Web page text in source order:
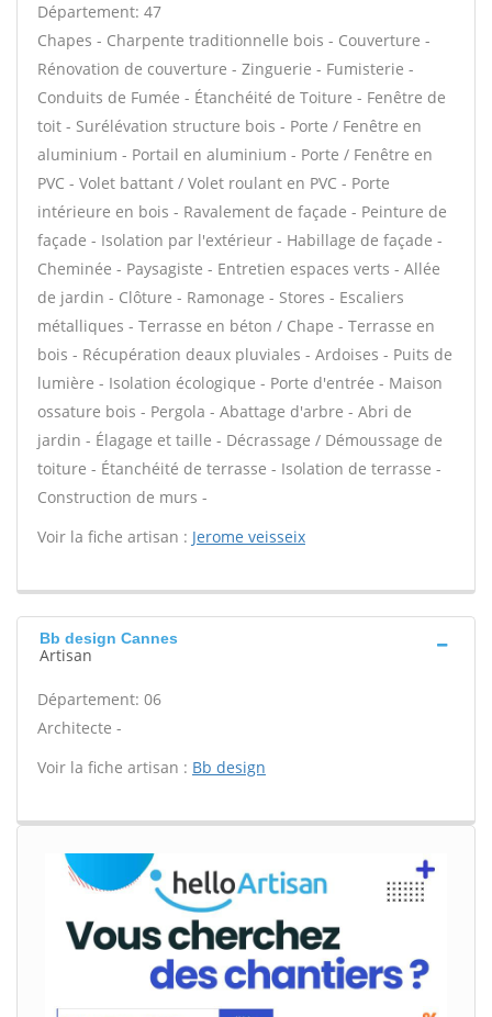
Département: 47
Chapes - Charpente traditionnelle bois - Couverture -
Rénovation de couverture - Zinguerie - Fumisterie -
Conduits de Fumée - Étanchéité de Toiture - Fenêtre de
toit - Surélévation structure bois - Porte / Fenêtre en
aluminium - Portail en aluminium - Porte / Fenêtre en
PVC - Volet battant / Volet roulant en PVC - Porte
intérieure en bois - Ravalement de façade - Peinture de
façade - Isolation par l'extérieur - Habillage de façade -
Cheminée - Paysagiste - Entretien espaces verts - Allée
de jardin - Clôture - Ramonage - Stores - Escaliers
métalliques - Terrasse en béton / Chape - Terrasse en
bois - Récupération deaux pluviales - Ardoises - Puits de
lumière - Isolation écologique - Porte d'entrée - Maison
ossature bois - Pergola - Abattage d'arbre - Abri de
jardin - Élagage et taille - Décrassage / Démoussage de
toiture - Étanchéité de terrasse - Isolation de terrasse -
Construction de murs -
Voir la fiche artisan : Jerome veisseix
Bb design Cannes
Artisan
Département: 06
Architecte -
Voir la fiche artisan : Bb design